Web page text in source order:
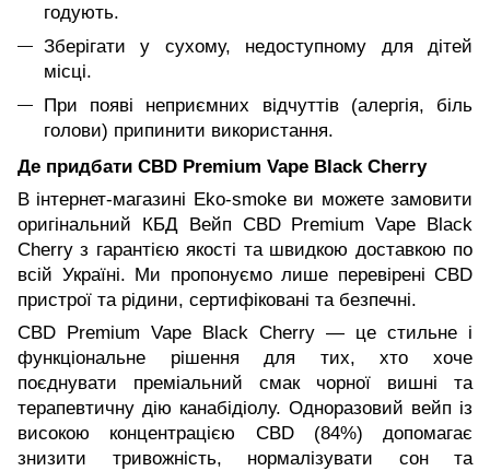
годують.
Зберігати у сухому, недоступному для дітей
місці.
При появі неприємних відчуттів (алергія, біль
голови) припинити використання.
Де придбати CBD Premium Vape Black Cherry
В інтернет-магазині Eko-smoke ви можете замовити
оригінальний КБД Вейп CBD Premium Vape Black
Cherry з гарантією якості та швидкою доставкою по
всій Україні. Ми пропонуємо лише перевірені CBD
пристрої та рідини, сертифіковані та безпечні.
CBD Premium Vape Black Cherry — це стильне і
функціональне рішення для тих, хто хоче
поєднувати преміальний смак чорної вишні та
терапевтичну дію канабідіолу. Одноразовий вейп із
високою концентрацією CBD (84%) допомагає
знизити тривожність, нормалізувати сон та